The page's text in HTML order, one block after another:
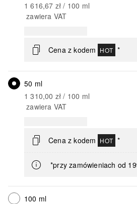
1 616,67 zł / 100 ml
zawiera VAT
Cena z kodem HOT *
50 ml
1 310,00 zł / 100 ml
zawiera VAT
Cena z kodem HOT *
*przy zamówieniach od
100 ml